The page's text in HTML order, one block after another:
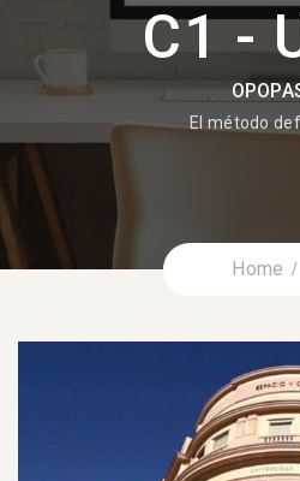
C1 -
El método
Home